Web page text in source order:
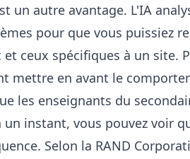
un autre avantage. L'IA
pour que vous puissiez
ceux spécifiques à un site.
mettre en avant le
les enseignants du
instant, vous pouvez voir
Selon la RAND